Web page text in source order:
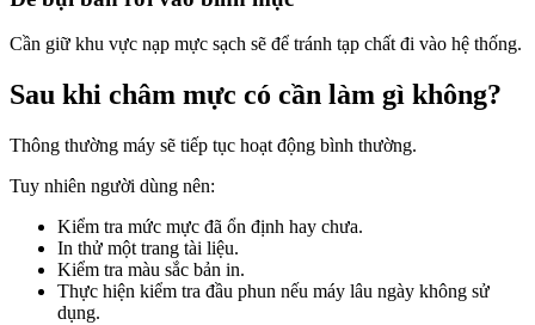
Cần giữ khu vực nạp mực sạch sẽ để tránh tạp chất đi vào hệ thống.
Sau khi châm mực có cần làm gì không?
Thông thường máy sẽ tiếp tục hoạt động bình thường.
Tuy nhiên người dùng nên:
Kiểm tra mức mực đã ổn định hay chưa.
In thử một trang tài liệu.
Kiểm tra màu sắc bản in.
Thực hiện kiểm tra đầu phun nếu máy lâu ngày không sử
dụng.